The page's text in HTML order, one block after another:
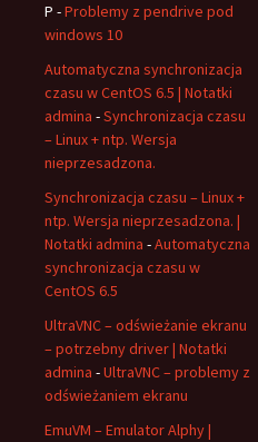
P -Problemy z pendrive pod
windows 10
Automatyczna synchronizacja
czasu w CentOS 6.5 | Notatki
admina -Synchronizacja czasu
– Linux + ntp. Wersja
nieprzesadzona.
Synchronizacja czasu – Linux +
ntp. Wersja nieprzesadzona. |
Notatki admina -Automatyczna
synchronizacja czasu w
CentOS 6.5
UltraVNC – odświeżanie ekranu
– potrzebny driver | Notatki
admina -UltraVNC – problemy z
odświeżaniem ekranu
EmuVM – Emulator Alphy |